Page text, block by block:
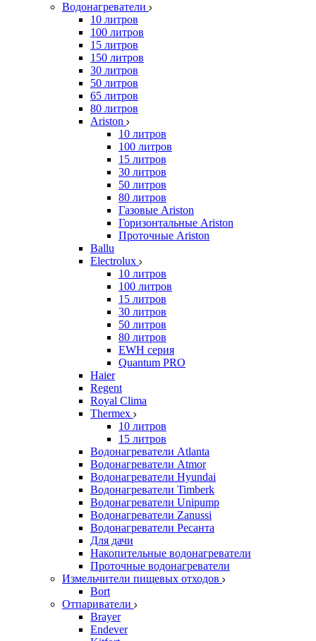
Водонагреватели
10 литров
100 литров
15 литров
150 литров
30 литров
50 литров
65 литров
80 литров
Ariston
10 литров
100 литров
15 литров
30 литров
50 литров
80 литров
Газовые Ariston
Горизонтальные Ariston
Проточные Ariston
Ballu
Electrolux
10 литров
100 литров
15 литров
30 литров
50 литров
80 литров
EWH серия
Quantum PRO
Haier
Regent
Royal Clima
Thermex
10 литров
15 литров
Водонагреватели Atlanta
Водонагреватели Atmor
Водонагреватели Hyundai
Водонагреватели Timberk
Водонагреватели Unipump
Водонагреватели Zanussi
Водонагреватели Ресанта
Для дачи
Накопительные водонагреватели
Проточные водонагреватели
Измельчители пищевых отходов
Bort
Отпариватели
Brayer
Endever